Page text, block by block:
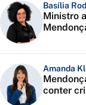
Basília
Ministro
Amanda
conter